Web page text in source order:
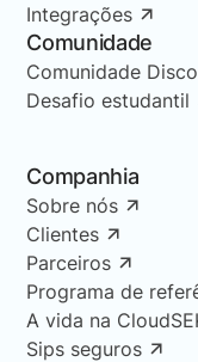
Integrações
Comunidade
Comunidade
Desafio estudantil
Companhia
Sobre nós
Clientes
Parceiros
Programa de
A vida na
Sips seguros